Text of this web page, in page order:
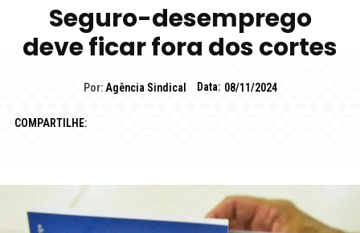
Seguro-desemprego
deve ficar fora dos cortes
Por: Agência Sindical Data: 08/11/2024
COMPARTILHE: